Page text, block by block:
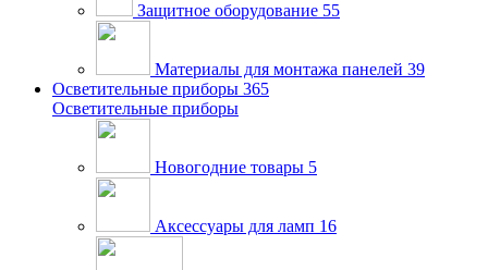
Защитное оборудование 55
Материалы для монтажа панелей 39
Осветительные приборы 365
Осветительные приборы
Новогодние товары 5
Аксессуары для ламп 16